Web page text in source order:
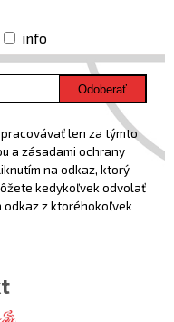
info
Odoberať
len za týmto
a zásadami ochrany
na odkaz, ktorý
kedykoľvek odvolať
odkaz z ktoréhokoľvek